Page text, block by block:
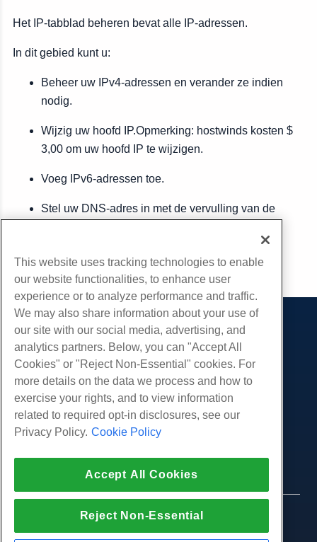
Het IP-tabblad beheren bevat alle IP-adressen.
In dit gebied kunt u:
Beheer uw IPv4-adressen en verander ze indien
nodig.
Wijzig uw hoofd IP.Opmerking: hostwinds kosten $
3,00 om uw hoofd IP te wijzigen.
Voeg IPv6-adressen toe.
Stel uw DNS-adres in met de vervulling van de
Kopiëren URL
Producten
Web hosting
Zakelijke hosting
White Label-wederverkoper
Beheerde Linux VPS
Onbeheerde Windows VPS
Cloud Servers
Load Balancers
Blokkeer opslag
Diensten
Website-migraties
Gemeenschap
Productdocumentatie
Tutorials
Bedrijf
Over ons
Neem contact op
druk op
Affiliate-programma
Politie
Partnerovereenkomst
Ondersteuning
Live chat met ons
Open een ondersteuningskaartje
© 2010-2026 Hostwinds, een HostPapa Inc. bedrijf.
This website uses tracking technologies to enable
our website functionalities, to enhance user
experience or to analyze performance and traffic.
We may also share information about your use of
our site with our social media, advertising, and
analytics partners. Below, you can "Accept All
Cookies" or "Reject Non-Essential" cookies. For
more details on the data we process and how to
exercise your rights, and to view information
related to required opt-in disclosures, see our
Privacy Policy. Cookie Policy
Accept All Cookies
Reject Non-Essential